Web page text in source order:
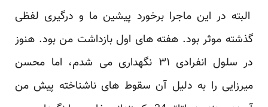
البته در این ماجرا برخورد پیشین ما و درگیری لفظی
گذشته موثر بود. هفته های اول بازداشت من بود. هنوز
در سلول انفرادی ۳۱ نگهداری می شدم، اما محسن
میرزایی را به دلیل آن سقوط های ناشناخته پیش من